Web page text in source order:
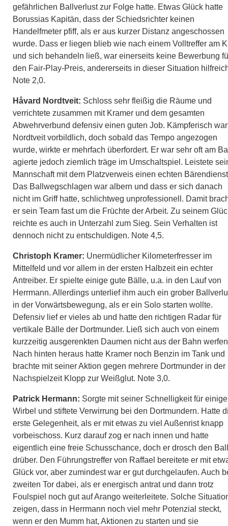
gefährlichen Ballverlust zur Folge hatte. Etwas Glück hatte
Borussias Kapitän, dass der Schiedsrichter keinen
Handelfmeter pfiff, als er aus kurzer Distanz angeschossen
wurde. Dass er liegen blieb wie nach einem Volltreffer am
und sich behandeln ließ, war einerseits keine Bewerbung
den Fair-Play-Preis, andererseits in dieser Situation
Note 2,0.
Håvard Nordtveit: Schloss sehr fleißig die Räume und
verrichtete zusammen mit Kramer und dem gesamten
Abwehrverbund defensiv einen guten Job. Kämpferisch war
Nordtveit vorbildlich, doch sobald das Tempo angezogen
wurde, wirkte er mehrfach überfordert. Er war sehr oft am
agierte jedoch ziemlich träge im Umschaltspiel. Leistete
Mannschaft mit dem Platzverweis einen echten
Das Ballwegschlagen war albern und dass er sich danach
nicht im Griff hatte, schlichtweg unprofessionell. Damit
er sein Team fast um die Früchte der Arbeit. Zu seinem
reichte es auch in Unterzahl zum Sieg. Sein Verhalten ist
dennoch nicht zu entschuldigen. Note 4,5.
Christoph Kramer: Unermüdlicher Kilometerfresser im
Mittelfeld und vor allem in der ersten Halbzeit ein echter
Antreiber. Er spielte einige gute Bälle, u.a. in den Lauf von
Herrmann. Allerdings unterlief ihm auch ein grober
in der Vorwärtsbewegung, als er ein Solo starten wollte.
Defensiv lief er vieles ab und hatte den richtigen Radar für
vertikale Bälle der Dortmunder. Ließ sich auch von einem
kurzzeitig ausgerenkten Daumen nicht aus der Bahn
Nach hinten heraus hatte Kramer noch Benzin im Tank und
brachte mit seiner Aktion gegen mehrere Dortmunder in der
Nachspielzeit Klopp zur Weißglut. Note 3,0.
Patrick Hermann: Sorgte mit seiner Schnelligkeit für
Wirbel und stiftete Verwirrung bei den Dortmundern. Hatte
erste Gelegenheit, als er mit etwas zu viel Außenrist knapp
vorbeischoss. Kurz darauf zog er nach innen und hatte
eigentlich eine freie Schusschance, doch er drosch den Ball
drüber. Den Führungstreffer von Raffael bereitete er mit
Glück vor, aber zumindest war er gut durchgelaufen. Auch
zweiten Tor dabei, als er energisch antrat und dann trotz
Foulspiel noch gut auf Arango weiterleitete. Solche
zeigen, dass in Herrmann noch viel mehr Potenzial steckt,
wenn er den Mumm hat, Aktionen zu starten und sie